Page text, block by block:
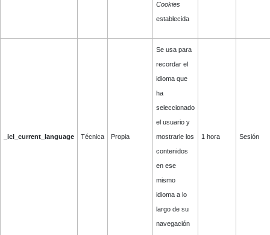
Cookies
establecida
_icl_current_language Técnica Propia
Se usa para
recordar el
idioma que
ha
seleccionado
el usuario y
mostrarle los
contenidos
en ese
mismo
idioma a lo
largo de su
navegación
1 hora Sesión